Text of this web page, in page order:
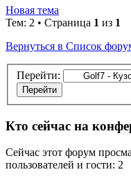
Новая тема
Тем: 2 • Страница 1 из 1
Вернуться в Список
Перейти:
Кто сейчас на
Сейчас этот форум
пользователей и гости: 2